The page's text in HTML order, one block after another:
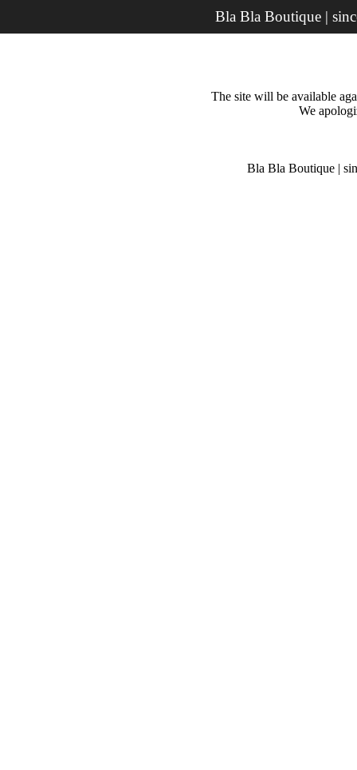
Bla Bla Boutique |
The site will be available
We
Bla Bla Boutique |